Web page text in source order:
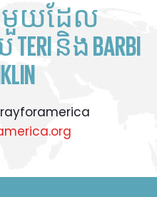
មួយដែល
និង BARBI